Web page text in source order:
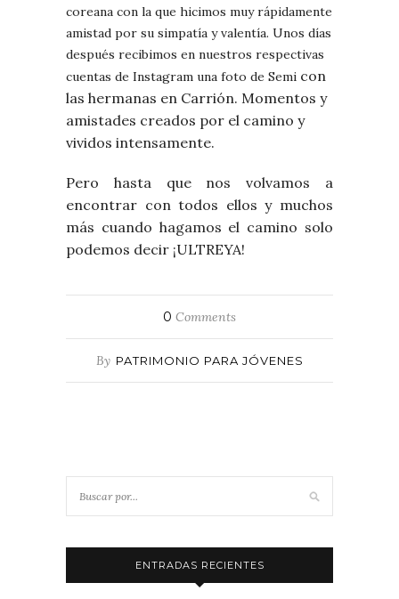
coreana con la que hicimos muy rápidamente
amistad por su simpatía y valentía. Unos días
después recibimos en nuestros respectivas
cuentas de Instagram una foto de Semi con
las hermanas en Carrión. Momentos y
amistades creados por el camino y
vividos intensamente.
Pero hasta que nos volvamos a
encontrar con todos ellos y muchos
más cuando hagamos el camino solo
podemos decir ¡ULTREYA!
0 Comments
By PATRIMONIO PARA JÓVENES
ENTRADAS RECIENTES